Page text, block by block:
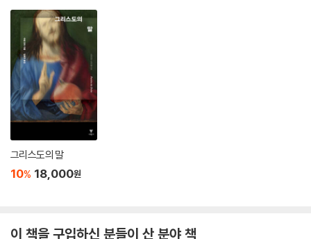
판적으로 개입한다. 또한 대중매체든 페미니즘과 게이 레즈비언 학계든 공
동체든 트랜스의 존재가 어떻게 여성/여성성에 대한 폭력으로 규정되며
혐오의 대상으로 정당화되었는지 그 방식을 파헤친다.
성차와 법 너머
3부는 페미니즘 몸 이론의 토대로 자리해온 뤼스 이리가레의 성차 이론을
두 장에 걸쳐 상세히 검토하며 그 이론이 트랜스를 배제하는 양상을 분석
한다. 남/여 이분법을 전제하는 이리가레의 성차 이론을 단순히 비판하는
것을 넘어, 치밀한 재독해를 통해 더 다양하고 급진적인 성적 차이들로 열
어놓을 가능성을 타진한다. “성차를 경이로움의 윤리로 채우려 했던 이리
몸에 특정 젠더를 어떻게 강제하며 관리하는가를 분석하는 부분이다. 샐러
그리스도의 말
10% 18,000원
이 책을 구입하신 분들이 산 분야 책